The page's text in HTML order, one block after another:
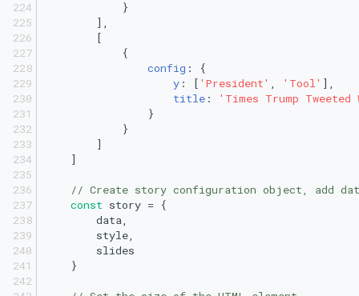
            }
        ],
        [
            {
config : {
y : [ 'President' 'Tool' ],
title :
'Times Trump
                }
            }
        ]
    ]
// Create story configuration object, add
const story = {
        data,
        style,
        slides
    }